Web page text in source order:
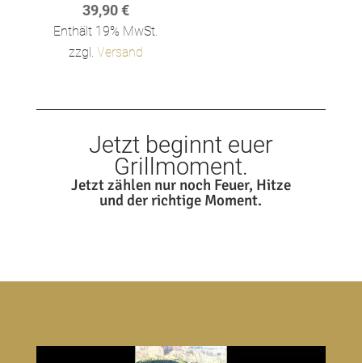
39,90€
Enthält 19% MwSt.
zzgl. Versand
Jetzt beginnt euer
Grillmoment.
Jetzt zählen nur noch Feuer, Hitze
und der richtige Moment.